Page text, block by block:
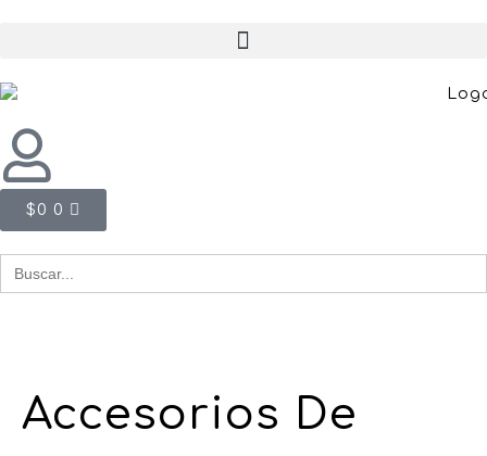
$0 0
Buscar
for:
Accesorios De